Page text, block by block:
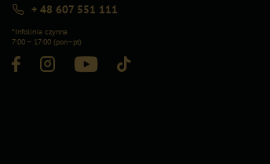
+ 48 607 551 111
*Infolinia czynna
7:00 – 17:00 (pon–pt)